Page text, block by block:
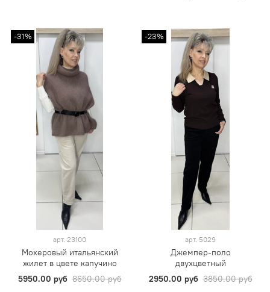
-31%
арт. 23100
Мохеровый итальянский
жилет в цвете капучино
5950.00 руб 8650.00 руб
-23%
арт. 5029
Джемпер-поло
двухцветный
2950.00 руб 3850.00 руб